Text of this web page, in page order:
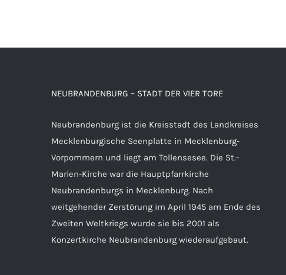
NEUBRANDENBURG – STADT DER VIER TORE
Neubrandenburg ist die Kreisstadt des Landkreises
Mecklenburgische Seenplatte in Mecklenburg-
Vorpommern und liegt am Tollensesee. Die St.-
Marien-Kirche war die Hauptpfarrkirche
Neubrandenburgs in Mecklenburg. Nach
weitgehender Zerstörung im April 1945 am Ende des
Zweiten Weltkriegs wurde sie bis 2001 als
Konzertkirche Neubrandenburg wiederaufgebaut.